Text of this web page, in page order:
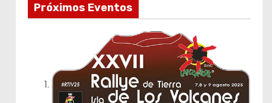
Próximos Eventos